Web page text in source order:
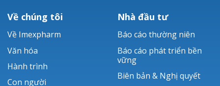
Về chúng tôi
Về Imexpharm
Văn hóa
Hành trình
Con người
Nhà đầu tư
Báo cáo thường niên
Báo cáo phát triển bền
vững
Biên bản & Nghị quyết